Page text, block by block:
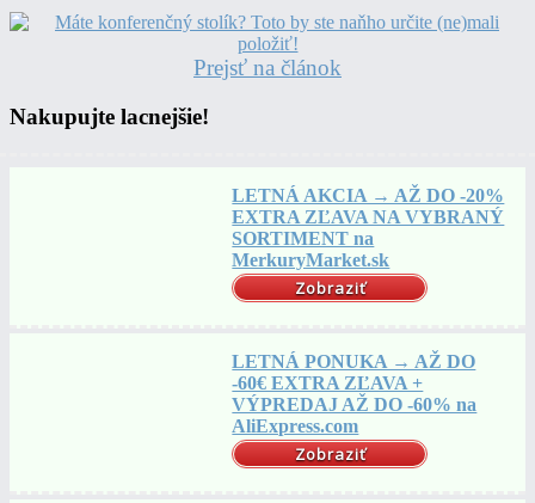
Prejsť na článok
Nakupujte lacnejšie!
LETNÁ AKCIA → AŽ DO -20%
EXTRA ZĽAVA NA VYBRANÝ
SORTIMENT na
MerkuryMarket.sk
Zobraziť
LETNÁ PONUKA → AŽ DO
-60€ EXTRA ZĽAVA +
VÝPREDAJ AŽ DO -60% na
AliExpress.com
Zobraziť